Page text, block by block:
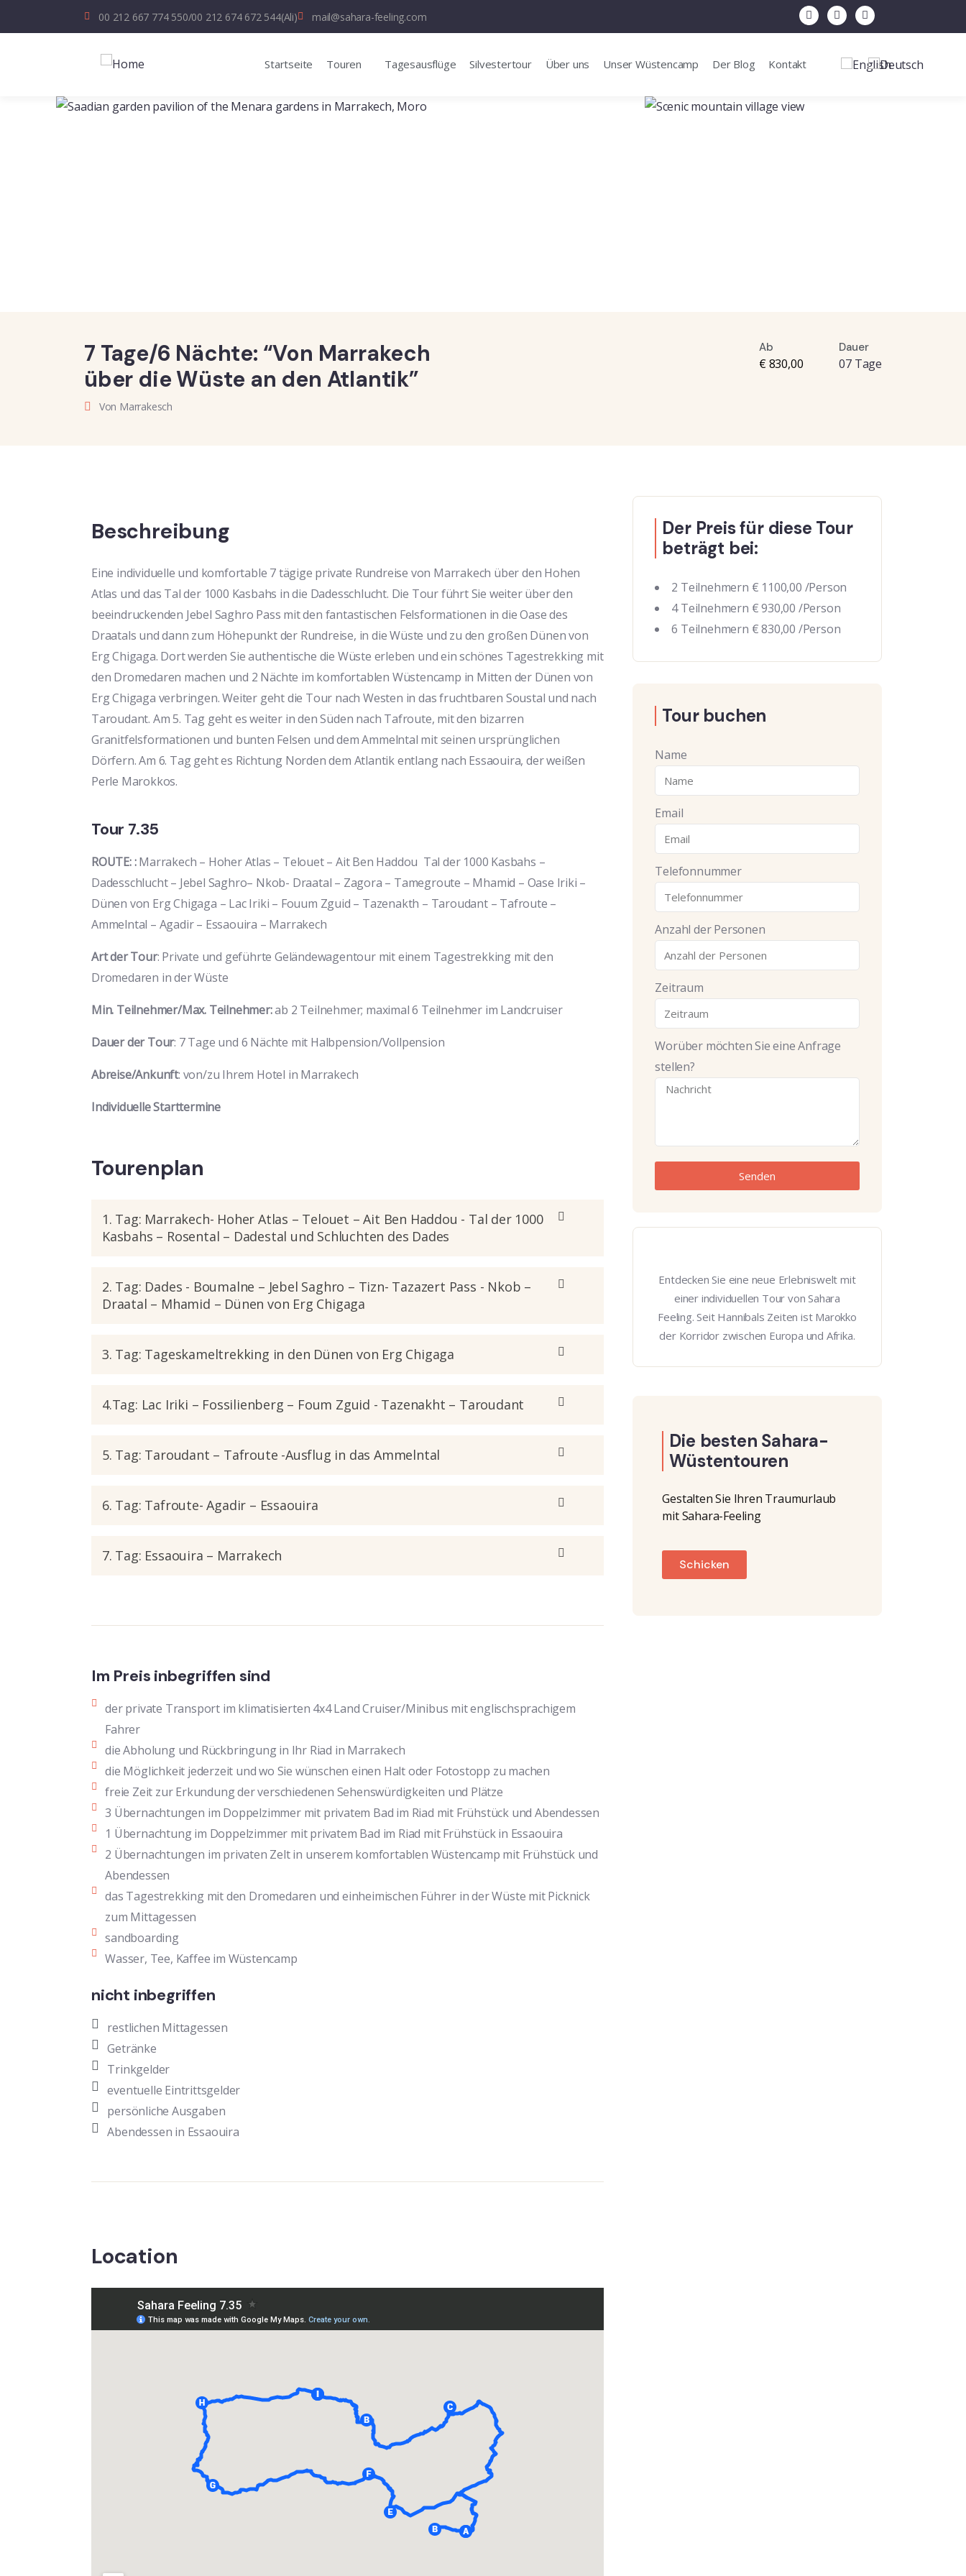
00 212 667 774 550/00 212 674 672 544(Ali) mail@sahara-feeling.com
Startseite Touren Tagesausflüge Silvestertour Über uns Unser Wüstencamp Der Blog Kontakt
7 Tage/6 Nächte: “Von Marrakech
über die Wüste an den Atlantik”
Von Marrakesch
Ab
€ 830,00
Dauer
07 Tage
Beschreibung
Eine individuelle und komfortable 7 tägige private Rundreise von Marrakech über den Hohen
Atlas und das Tal der 1000 Kasbahs in die Dadesschlucht. Die Tour führt Sie weiter über den
beeindruckenden Jebel Saghro Pass mit den fantastischen Felsformationen in die Oase des
Draatals und dann zum Höhepunkt der Rundreise, in die Wüste und zu den großen Dünen von
Erg Chigaga. Dort werden Sie authentische die Wüste erleben und ein schönes Tagestrekking mit
den Dromedaren machen und 2 Nächte im komfortablen Wüstencamp in Mitten der Dünen von
Erg Chigaga verbringen. Weiter geht die Tour nach Westen in das fruchtbaren Soustal und nach
Taroudant. Am 5. Tag geht es weiter in den Süden nach Tafroute, mit den bizarren
Granitfelsformationen und bunten Felsen und dem Ammelntal mit seinen ursprünglichen
Dörfern. Am 6. Tag geht es Richtung Norden dem Atlantik entlang nach Essaouira, der weißen
Perle Marokkos.
Tour 7.35
ROUTE::Marrakech – Hoher Atlas – Telouet – Ait Ben Haddou Tal der 1000 Kasbahs –
Dadesschlucht – Jebel Saghro– Nkob- Draatal – Zagora – Tamegroute – Mhamid – Oase Iriki –
Dünen von Erg Chigaga – Lac Iriki – Fouum Zguid – Tazenakth – Taroudant – Tafroute –
Ammelntal – Agadir – Essaouira – Marrakech
Art der Tour: Private und geführte Geländewagentour mit einem Tagestrekking mit den
Dromedaren in der Wüste
Min. Teilnehmer/Max. Teilnehmer:ab 2 Teilnehmer; maximal 6 Teilnehmer im Landcruiser
Dauer der Tour: 7 Tage und 6 Nächte mit Halbpension/Vollpension
Abreise/Ankunft: von/zu Ihrem Hotel in Marrakech
Individuelle Starttermine
Tourenplan
1. Tag: Marrakech- Hoher Atlas – Telouet – Ait Ben Haddou - Tal der 1000
Kasbahs – Rosental – Dadestal und Schluchten des Dades
2. Tag: Dades - Boumalne – Jebel Saghro – Tizn- Tazazert Pass - Nkob –
Draatal – Mhamid – Dünen von Erg Chigaga
3. Tag: Tageskameltrekking in den Dünen von Erg Chigaga
4.Tag: Lac Iriki – Fossilienberg – Foum Zguid - Tazenakht – Taroudant
5. Tag: Taroudant – Tafroute -Ausflug in das Ammelntal
6. Tag: Tafroute- Agadir – Essaouira
7. Tag: Essaouira – Marrakech
Im Preis inbegriffen sind
der private Transport im klimatisierten 4x4 Land Cruiser/Minibus mit englischsprachigem
Fahrer
die Abholung und Rückbringung in Ihr Riad in Marrakech
die Möglichkeit jederzeit und wo Sie wünschen einen Halt oder Fotostopp zu machen
freie Zeit zur Erkundung der verschiedenen Sehenswürdigkeiten und Plätze
3 Übernachtungen im Doppelzimmer mit privatem Bad im Riad mit Frühstück und Abendessen
1 Übernachtung im Doppelzimmer mit privatem Bad im Riad mit Frühstück in Essaouira
2 Übernachtungen im privaten Zelt in unserem komfortablen Wüstencamp mit Frühstück und
Abendessen
das Tagestrekking mit den Dromedaren und einheimischen Führer in der Wüste mit Picknick
zum Mittagessen
sandboarding
Wasser, Tee, Kaffee im Wüstencamp
nicht inbegriffen
restlichen Mittagessen
Getränke
Trinkgelder
eventuelle Eintrittsgelder
persönliche Ausgaben
Abendessen in Essaouira
Location
Der Preis für diese Tour
beträgt bei:
2 Teilnehmern € 1100,00 /Person
4 Teilnehmern € 930,00 /Person
6 Teilnehmern € 830,00 /Person
Tour buchen
Name
Email
Telefonnummer
Anzahl der Personen
Zeitraum
Worüber möchten Sie eine Anfrage
stellen?
Senden
Entdecken Sie eine neue Erlebniswelt mit
einer individuellen Tour von Sahara
Feeling. Seit Hannibals Zeiten ist Marokko
der Korridor zwischen Europa und Afrika.
Die besten Sahara-
Wüstentouren
Gestalten Sie Ihren Traumurlaub
mit Sahara-Feeling
Schicken